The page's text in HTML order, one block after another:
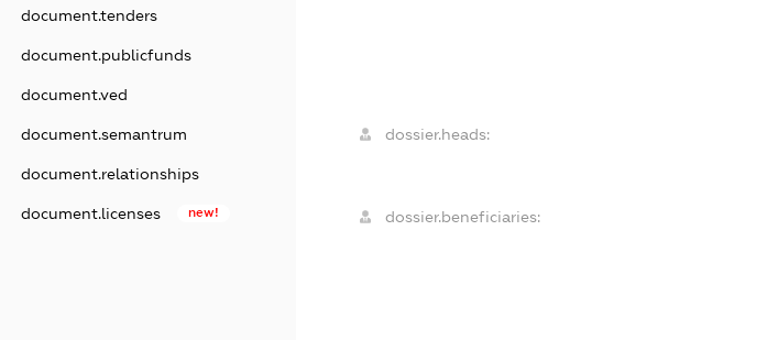
document.tenders
document.publicfunds
document.ved
document.semantrum
document.relationships
document.licenses new!
dossier.heads:
dossier.beneficiaries: